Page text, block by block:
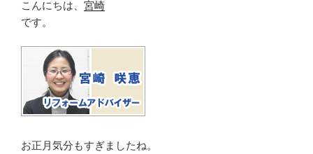
こんにちは、 宮崎
です。
お正月気分もすぎましたね。